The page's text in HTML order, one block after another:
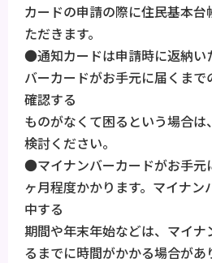
カードの申請の際に住民基本
ただきます。
●通知カードは申請時に返納い
バーカードがお手元に届くま
確認する
ものがなくて困るという場合
検討ください。
●マイナンバーカードがお手元
ヶ月程度かかります。マイナン
中する
期間や年末年始などは、マイ
るまでに時間がかかる場合が